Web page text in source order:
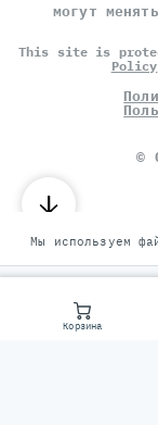
Корзина
могут
This site is
Policy
©
Мы используем